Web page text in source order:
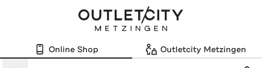
Online Shop Outletcity Metzingen